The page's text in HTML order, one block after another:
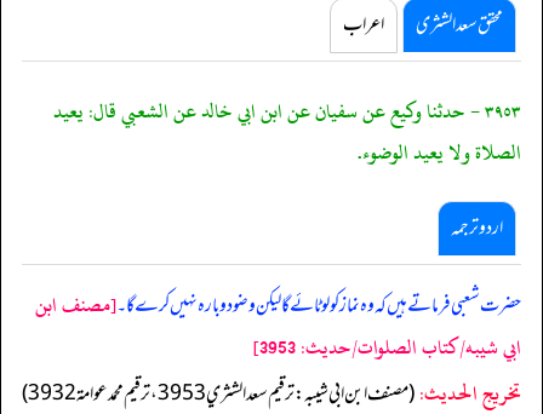
محقق سعد الشثری اعراب
٣٩٥٣ - حدثنا وكيع عن سفيان عن ابن ابي خالد عن الشعبي قال: يعيد
الصلاة ولا يعيد الوضوء.
اردو ترجمہ
حضرت شعبی فرماتے ہیں کہ وہ نماز کو لوٹائے گا لیکن وضو دوبارہ نہیں کرے گا۔[مصنف ابن
ابي شيبه/كتاب الصلوات/حدیث: 3953]
تخریج الحدیث:(مصنف ابن ابي شيبه: ترقيم سعد الشثري 3953، ترقيم محمد عوامة 3932)